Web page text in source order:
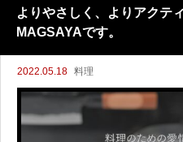
よりやさしく、よりアクテ
MAGSAYAです。
2022.05.18 料理